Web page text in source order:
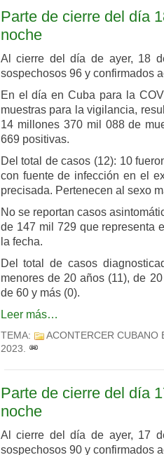
Parte de cierre del día
noche
Al cierre del día de ayer, 18
sospechosos 96 y confirmados
En el día en Cuba para la
muestras para la vigilancia,
14 millones 370 mil 088 de
669 positivas.
Del total de casos (12): 10
con fuente de infección en el
precisada. Pertenecen al sexo
No se reportan casos
de 147 mil 729 que representa
la fecha.
Del total de casos
menores de 20 años (11), de
de 60 y más (0).
Leer más…
TEMA:
ACONTERCER CUBANO
2023.
Parte de cierre del día
noche
Al cierre del día de ayer, 17
sospechosos 90 y confirmados